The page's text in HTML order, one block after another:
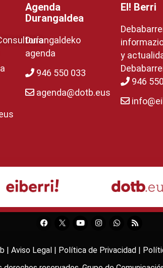
Agenda
Durangaldea
Durangaldeko
agenda
946 550 033
agenda@dotb.eus
EI! Berri
y
946
| Aviso Legal | Política de Privacidad |